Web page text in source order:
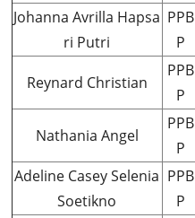
Johanna Avrilla Hapsa
ri Putri
PPB
P
Reynard Christian
PPB
P
Nathania Angel
PPB
P
Adeline Casey Selenia
Soetikno
PPB
P